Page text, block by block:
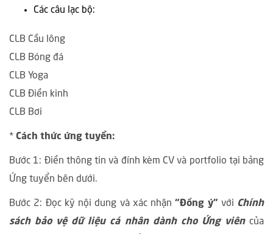
Các câu lạc bộ:
CLB Cầu lông
CLB Bóng đá
CLB Yoga
CLB Điền kinh
CLB Bơi
* Cách thức ứng tuyển:
Bước 1: Điền thông tin và đính kèm CV và portfolio tại bảng
Ứng tuyển bên dưới.
Bước 2: Đọc kỹ nội dung và xác nhận“Đồng ý” với Chính
sách bảo vệ dữ liệu cá nhân dành cho Ứng viên của